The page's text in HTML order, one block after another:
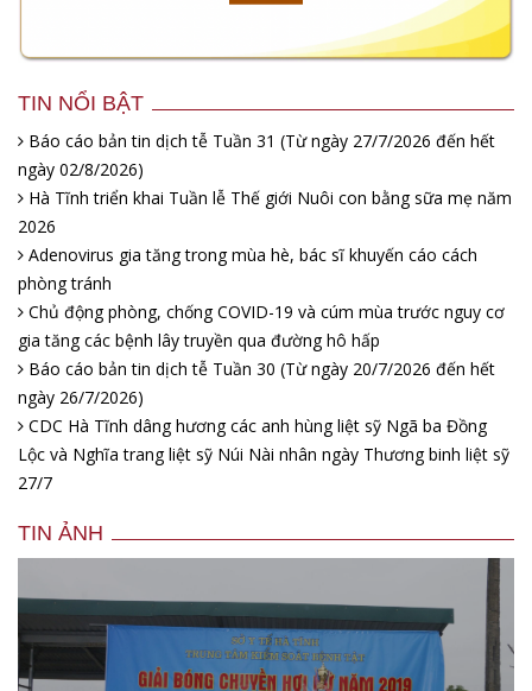
TIN NỔI BẬT
Báo cáo bản tin dịch tễ Tuần 31 (Từ ngày 27/7/2026 đến hết
ngày 02/8/2026)
Hà Tĩnh triển khai Tuần lễ Thế giới Nuôi con bằng sữa mẹ năm
2026
Adenovirus gia tăng trong mùa hè, bác sĩ khuyến cáo cách
phòng tránh
Chủ động phòng, chống COVID-19 và cúm mùa trước nguy cơ
gia tăng các bệnh lây truyền qua đường hô hấp
Báo cáo bản tin dịch tễ Tuần 30 (Từ ngày 20/7/2026 đến hết
ngày 26/7/2026)
CDC Hà Tĩnh dâng hương các anh hùng liệt sỹ Ngã ba Đồng
Lộc và Nghĩa trang liệt sỹ Núi Nài nhân ngày Thương binh liệt sỹ
27/7
TIN ẢNH